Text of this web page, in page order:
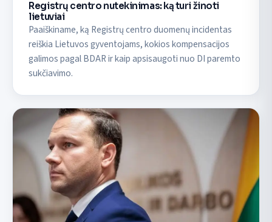
Registrų centro nutekinimas: ką turi žinoti
lietuviai
Paaiškiname, ką Registrų centro duomenų incidentas
reiškia Lietuvos gyventojams, kokios kompensacijos
galimos pagal BDAR ir kaip apsisaugoti nuo DI paremto
sukčiavimo.